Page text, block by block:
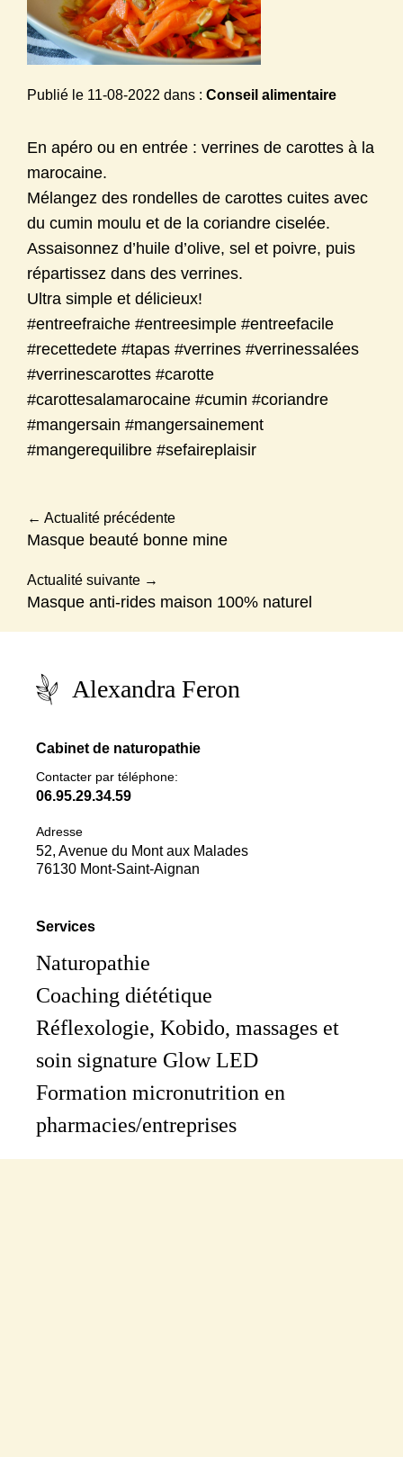
ALEXANDRA FERON, NATUROPATHE & DIÉTÉTIQUE *
Publié le 11-08-2022 dans : Conseil alimentaire
En apéro ou en entrée : verrines de carottes à la
marocaine.
Mélangez des rondelles de carottes cuites avec
du cumin moulu et de la coriandre ciselée.
Assaisonnez d’huile d’olive, sel et poivre, puis
répartissez dans des verrines.
Ultra simple et délicieux!
#entreefraiche #entreesimple #entreefacile
#recettedete #tapas #verrines #verrinessalées
#verrinescarottes #carotte
#carottesalamarocaine #cumin #coriandre
#mangersain #mangersainement
#mangerequilibre #sefaireplaisir
← Actualité précédente
Masque beauté bonne mine
Actualité suivante →
Masque anti-rides maison 100% naturel
Alexandra Feron
Cabinet de naturopathie
Contacter par téléphone:
06.95.29.34.59
Adresse
52, Avenue du Mont aux Malades
76130 Mont-Saint-Aignan
Services
Naturopathie
Coaching diététique
Réflexologie, Kobido, massages et
soin signature Glow LED
Formation micronutrition en
pharmacies/entreprises